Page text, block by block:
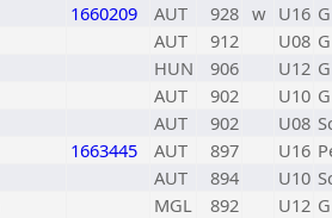
1660209 AUT 928 w U16
AUT 912 U08
HUN 906 U12
AUT 902 U10
AUT 902 U08
1663445 AUT 897 U16
AUT 894 U10
MGL 892 U12